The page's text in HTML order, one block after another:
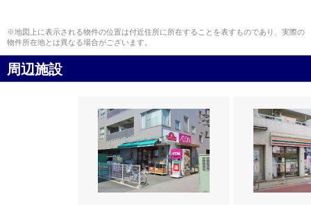
※地図上に表示される物件の位置は付近住所に所在することを表すものであり、実際の
物件所在地とは異なる場合がございます。
周辺施設